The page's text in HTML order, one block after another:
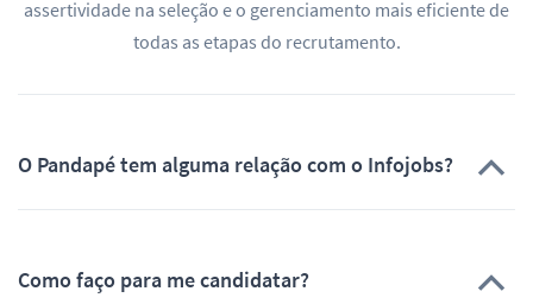
assertividade na seleção e o gerenciamento mais eficiente de
todas as etapas do recrutamento.
O Pandapé tem alguma relação com o Infojobs?
Como faço para me candidatar?